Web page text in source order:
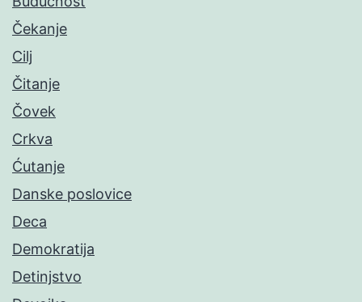
Čekanje
Cilj
Čitanje
Čovek
Crkva
Ćutanje
Danske poslovice
Deca
Demokratija
Detinjstvo